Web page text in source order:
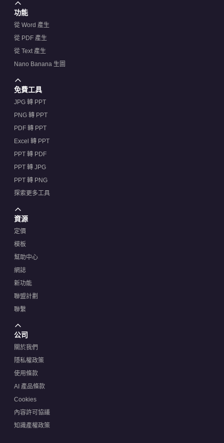
功能
從 Word 產生
從 PDF 產生
從 Text 產生
Nano Banana 生圖
免費工具
JPG 轉 PPT
PNG 轉 PPT
PDF 轉 PPT
Excel 轉 PPT
PPT 轉 PDF
PPT 轉 JPG
PPT 轉 PNG
探索更多工具
資源
定價
模板
幫助中心
網誌
新功能
聯盟計劃
聯繫
公司
關於我們
隱私權政策
使用條款
AI 產品條款
Cookies
內容許可協議
知識產權政策